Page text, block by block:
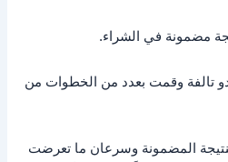
مضمونة في الشراء.
تالفة وقمت بعدد من الخطوات من
المضمونة وسرعان ما تعرضت